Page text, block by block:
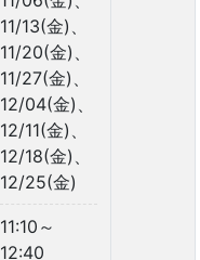
11/13(金)、
11/20(金)、
11/27(金)、
12/04(金)、
12/11(金)、
12/18(金)、
12/25(金)
11:10～
12:40